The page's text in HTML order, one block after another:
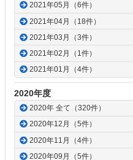
2021年05月（6件）
2021年04月（18件）
2021年03月（3件）
2021年02月（1件）
2021年01月（4件）
2020年度
2020年 全て（320件）
2020年12月（5件）
2020年11月（4件）
2020年09月（5件）